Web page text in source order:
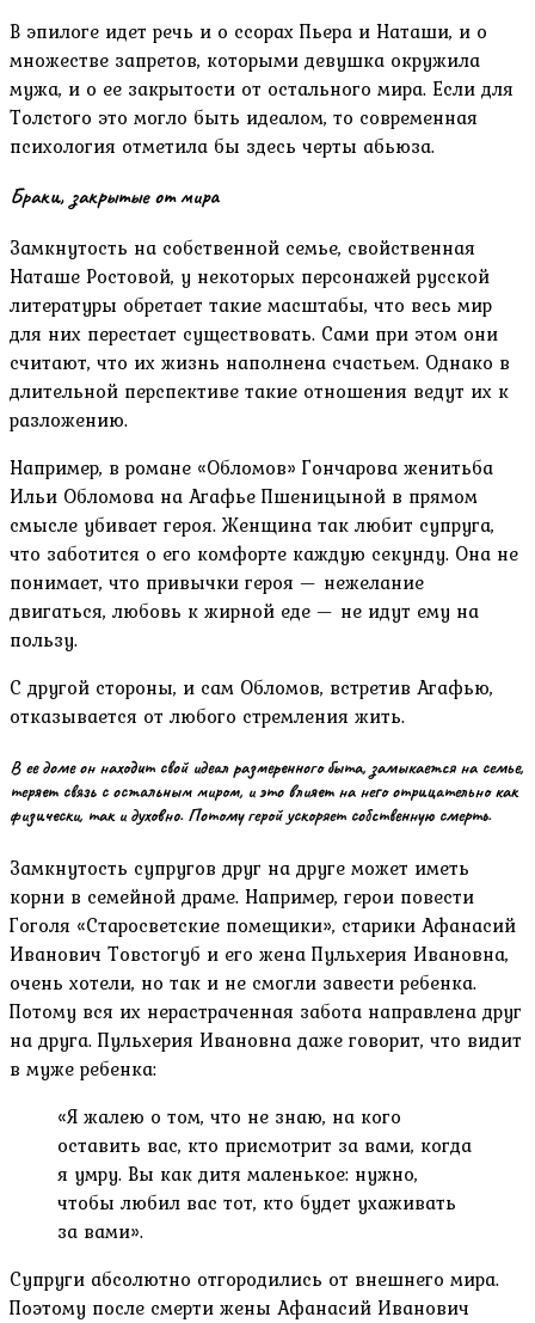
В эпилоге идет речь и о ссорах Пьера и Наташи, и о
множестве запретов, которыми девушка окружила
мужа, и о ее закрытости от остального мира. Если для
Толстого это могло быть идеалом, то современная
психология отметила бы здесь черты абьюза.
Браки, закрытые от мира
Замкнутость на собственной семье, свойственная
Наташе Ростовой, у некоторых персонажей русской
литературы обретает такие масштабы, что весь мир
для них перестает существовать. Сами при этом они
считают, что их жизнь наполнена счастьем. Однако в
длительной перспективе такие отношения ведут их к
разложению.
Например, в романе «Обломов» Гончарова женитьба
Ильи Обломова на Агафье Пшеницыной в прямом
смысле убивает героя. Женщина так любит супруга,
что заботится о его комфорте каждую секунду. Она не
понимает, что привычки героя — нежелание
двигаться, любовь к жирной еде — не идут ему на
пользу.
С другой стороны, и сам Обломов, встретив Агафью,
отказывается от любого стремления жить.
В ее доме он находит свой идеал размеренного быта, замыкается на семье,
теряет связь с остальным миром, и это влияет на него отрицательно как
физически, так и духовно. Потому герой ускоряет собственную смерть.
Замкнутость супругов друг на друге может иметь
корни в семейной драме. Например, герои повести
Гоголя «Старосветские помещики», старики Афанасий
Иванович Товстогуб и его жена Пульхерия Ивановна,
очень хотели, но так и не смогли завести ребенка.
Потому вся их нерастраченная забота направлена друг
на друга. Пульхерия Ивановна даже говорит, что видит
в муже ребенка:
«Я жалею о том, что не знаю, на кого
оставить вас, кто присмотрит за вами, когда
я умру. Вы как дитя маленькое: нужно,
чтобы любил вас тот, кто будет ухаживать
за вами».
Супруги абсолютно отгородились от внешнего мира.
Поэтому после смерти жены Афанасий Иванович